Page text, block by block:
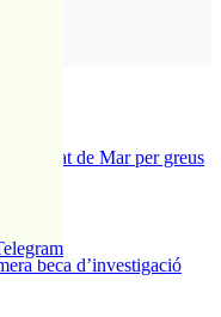
Malgrat de Mar per greus
beca d’investigació